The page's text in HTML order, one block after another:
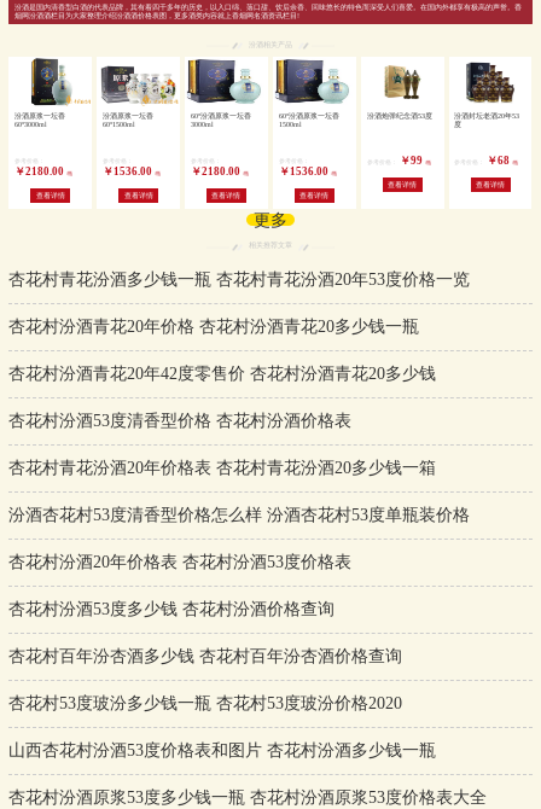
汾酒是国内清香型白酒的代表品牌，其有着四千多年的历史，以入口绵、落口甜、饮后余香、回味悠长的特色而深受人们喜爱。在国内外都享有极高的声誉。香
烟网汾酒酒栏目为大家整理介绍汾酒酒价格表图，更多酒类内容就上香烟网名酒资讯栏目!
汾酒相关产品
汾酒原浆一坛香
60°3000ml
￥2180.00 /瓶
查看详情
汾酒原浆一坛香
60°1500ml
￥1536.00 /瓶
查看详情
60°汾酒原浆一坛香
3000ml
￥2180.00 /瓶
查看详情
60°汾酒原浆一坛香
1500ml
￥1536.00 /瓶
查看详情
汾酒炮弹纪念酒53度
￥99 /瓶
查看详情
汾酒封坛老酒20年53
度
￥68 /瓶
查看详情
更多
相关推荐文章
杏花村青花汾酒多少钱一瓶 杏花村青花汾酒20年53度价格一览
杏花村汾酒青花20年价格 杏花村汾酒青花20多少钱一瓶
杏花村汾酒青花20年42度零售价 杏花村汾酒青花20多少钱
杏花村汾酒53度清香型价格 杏花村汾酒价格表
杏花村青花汾酒20年价格表 杏花村青花汾酒20多少钱一箱
汾酒杏花村53度清香型价格怎么样 汾酒杏花村53度单瓶装价格
杏花村汾酒20年价格表 杏花村汾酒53度价格表
杏花村汾酒53度多少钱 杏花村汾酒价格查询
杏花村百年汾杏酒多少钱 杏花村百年汾杏酒价格查询
杏花村53度玻汾多少钱一瓶 杏花村53度玻汾价格2020
山西杏花村汾酒53度价格表和图片 杏花村汾酒多少钱一瓶
杏花村汾酒原浆53度多少钱一瓶 杏花村汾酒原浆53度价格表大全